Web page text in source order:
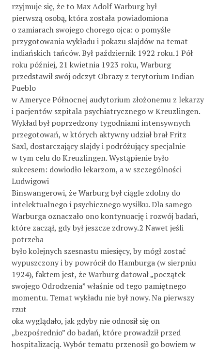
rzyjmuje się, że to Max Adolf Warburg był
pierwszą osobą, która została powiadomiona
o zamiarach swojego chorego ojca: o pomyśle
przygotowania wykładu i pokazu slajdów na temat
indiańskich tańców. Był październik 1922 roku.1 Pół
roku później, 21 kwietnia 1923 roku, Warburg
przedstawił swój odczyt Obrazy z terytorium Indian
Pueblo
w Ameryce Północnej audytorium złożonemu z lekarzy
i pacjentów szpitala psychiatrycznego w Kreuzlingen.
Wykład był poprzedzony tygodniami intensywnych
przegotowań, w których aktywny udział brał Fritz
Saxl, dostarczający slajdy i podróżujący specjalnie
w tym celu do Kreuzlingen. Wystąpienie było
sukcesem: dowiodło lekarzom, a w szczególności
Ludwigowi
Binswangerowi, że Warburg był ciągle zdolny do
intelektualnego i psychicznego wysiłku. Dla samego
Warburga oznaczało ono kontynuację i rozwój badań,
które zaczął, gdy był jeszcze zdrowy.2 Nawet jeśli
potrzeba
było kolejnych szesnastu miesięcy, by mógł zostać
wypuszczony i by powrócił do Hamburga (w sierpniu
1924), faktem jest, że Warburg datował „początek
swojego Odrodzenia” właśnie od tego pamiętnego
momentu. Temat wykładu nie był nowy. Na pierwszy
rzut
oka wyglądało, jak gdyby nie odnosił się on
„bezpośrednio” do badań, które prowadził przed
hospitalizacją. Wybór tematu przenosił go bowiem w